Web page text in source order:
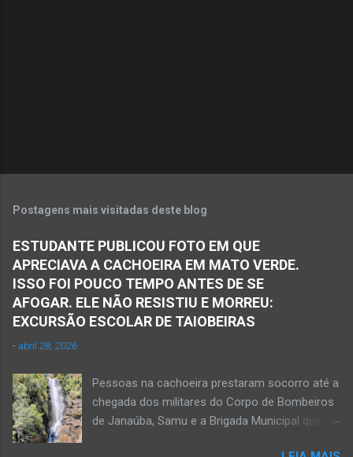
Postagens mais visitadas deste blog
ESTUDANTE PUBLICOU FOTO EM QUE
APRECIAVA A CACHOEIRA EM MATO VERDE.
ISSO FOI POUCO TEMPO ANTES DE SE
AFOGAR. ELE NÃO RESISTIU E MORREU:
EXCURSÃO ESCOLAR DE TAIOBEIRAS
-abril 28, 2026
Pessoas na cachoeira prestaram socorro até a
chegada dos militares do Corpo de Bombeiros
de Janaúba, Samu e a Brigada Municipal que